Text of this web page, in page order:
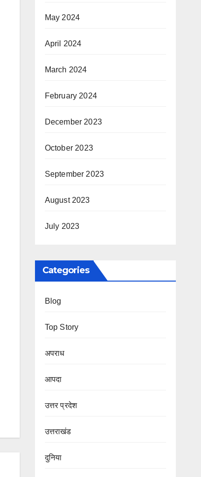
May 2024
April 2024
March 2024
February 2024
December 2023
October 2023
September 2023
August 2023
July 2023
Categories
Blog
Top Story
अपराध
आपदा
उत्तर प्रदेश
उत्तराखंड
दुनिया